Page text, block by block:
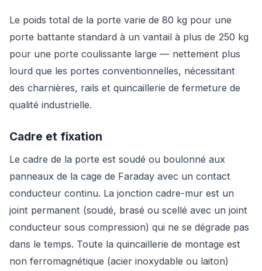
Le poids total de la porte varie de 80 kg pour une
porte battante standard à un vantail à plus de 250 kg
pour une porte coulissante large — nettement plus
lourd que les portes conventionnelles, nécessitant
des charnières, rails et quincaillerie de fermeture de
qualité industrielle.
Cadre et fixation
Le cadre de la porte est soudé ou boulonné aux
panneaux de la cage de Faraday avec un contact
conducteur continu. La jonction cadre-mur est un
joint permanent (soudé, brasé ou scellé avec un joint
conducteur sous compression) qui ne se dégrade pas
dans le temps. Toute la quincaillerie de montage est
non ferromagnétique (acier inoxydable ou laiton)